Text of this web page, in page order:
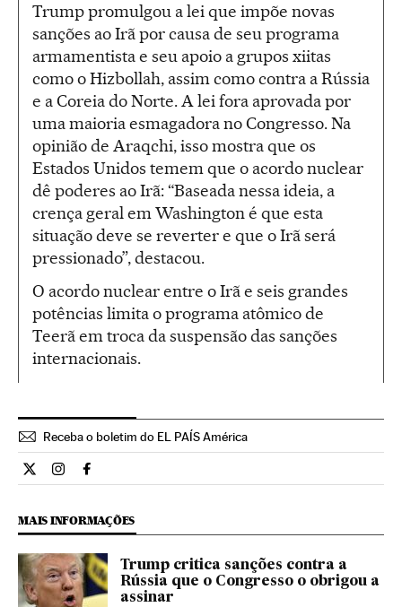
Trump promulgou a lei que impõe novas
sanções ao Irã por causa de seu programa
armamentista e seu apoio a grupos xiitas
como o Hizbollah, assim como contra a Rússia
e a Coreia do Norte. A lei fora aprovada por
uma maioria esmagadora no Congresso. Na
opinião de Araqchi, isso mostra que os
Estados Unidos temem que o acordo nuclear
dê poderes ao Irã: “Baseada nessa ideia, a
crença geral em Washington é que esta
situação deve se reverter e que o Irã será
pressionado”, destacou.
O acordo nuclear entre o Irã e seis grandes
potências limita o programa atômico de
Teerã em troca da suspensão das sanções
internacionais.
Receba o boletim do EL PAÍS América
Internacional El País Brasil en Twitter
Internacional El País Brasil en Instagram
Internacional El País Brasil en Facebook
MAIS INFORMAÇÕES
Trump critica sanções contra a
Rússia que o Congresso o obrigou a
assinar